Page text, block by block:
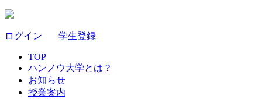
ログイン 学生登録
TOP
ハンノウ大学とは？
お知らせ
授業案内